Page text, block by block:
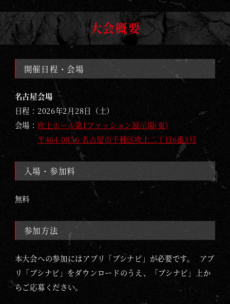
D
Z
I
大会概要
開催日程・会場
名古屋会場
日程：2026年2月28日（土）
会場： 吹上ホール第1ファッション展示場(東)
〒464-0856 名古屋市千種区吹上二丁目6番3号
入場・参加料
無料
参加方法
本大会への参加にはアプリ「ブシナビ」が必要です。 アプ
リ「ブシナビ」をダウンロードのうえ、「ブシナビ」上か
らご応募ください。